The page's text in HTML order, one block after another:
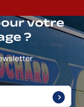
votre
?